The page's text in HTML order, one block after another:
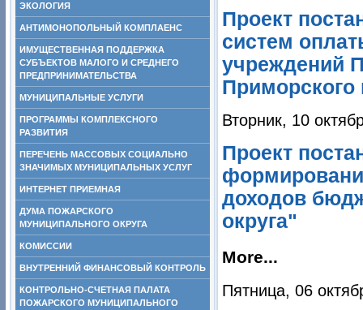
ЭКОЛОГИЯ
АНТИМОНОПОЛЬНЫЙ КОМПЛАЕНС
ИМУЩЕСТВЕННАЯ ПОДДЕРЖКА
СУБЪЕКТОВ МАЛОГО И СРЕДНЕГО
ПРЕДПРИНИМАТЕЛЬСТВА
МУНИЦИПАЛЬНЫЕ УСЛУГИ
ПРОГРАММЫ КОМПЛЕКСНОГО
РАЗВИТИЯ
ПЕРЕЧЕНЬ МАССОВЫХ СОЦИАЛЬНО
ЗНАЧИМЫХ МУНИЦИПАЛЬНЫХ УСЛУГ
ИНТЕРНЕТ ПРИЕМНАЯ
ДУМА ПОЖАРСКОГО
МУНИЦИПАЛЬНОГО ОКРУГА
КОМИССИИ
ВНУТРЕННИЙ ФИНАНСОВЫЙ КОНТРОЛЬ
КОНТРОЛЬНО-СЧЕТНАЯ ПАЛАТА
ПОЖАРСКОГО МУНИЦИПАЛЬНОГО
Проект
систем
учреждений
Приморского
Вторник, 10
Проект
доходов
округа"
More...
Пятница, 06